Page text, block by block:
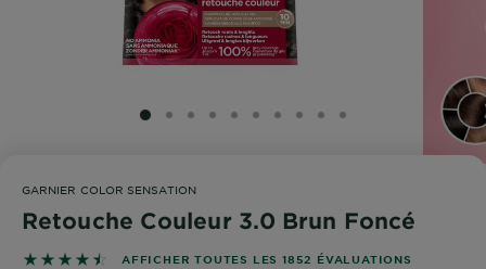
SLIDE 1
SLIDE 2
SLIDE 3
SLIDE 4
SLIDE 5
SLIDE 6
SLIDE 7
SLIDE 8
SLIDE 9
SLIDE 10
GARNIER COLOR SENSATION
Retouche Couleur 3.0 Brun Foncé
4.4865 out of 5 stars based on reviews
AFFICHER TOUTES LES 1852 ÉVALUATIONS